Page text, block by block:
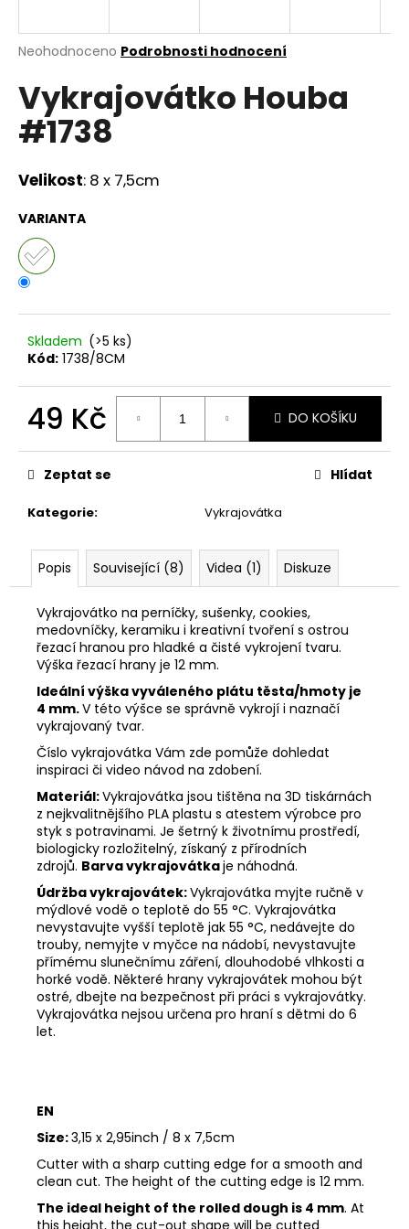
Průměrné
produktu
je
0,0
z
hvězdiček.
Neohodnoceno Podrobnosti hodnocení
Vykrajovátko Houba
#1738
Velikost: 8 x 7,5cm
VARIANTA
Skladem (>5 ks)
Kód: 1738/8CM
49 Kč
cena:
DO KOŠÍKU
Kategorie: Vykrajovátka
Zeptat se Hlídat
Popis Související (8) Videa (1) Diskuze
Vykrajovátko na perníčky, sušenky, cookies,
medovníčky, keramiku i kreativní tvoření s ostrou
řezací hranou pro hladké a čisté vykrojení tvaru.
Výška řezací hrany je 12 mm.
Ideální výška vyváleného plátu těsta/hmoty je
4 mm.V této výšce se správně vykrojí i naznačí
vykrajovaný tvar.
Číslo vykrajovátka Vám zde pomůže dohledat
inspiraci či video návod na zdobení.
Materiál:Vykrajovátka jsou tištěna na 3D tiskárnách
z nejkvalitnějšího PLA plastu s atestem výrobce pro
styk s potravinami. Je šetrný k životnímu prostředí,
biologicky rozložitelný, získaný z přírodních
zdrojů. Barva vykrajovátkaje náhodná.
Údržba vykrajovátek:Vykrajovátka myjte ručně v
mýdlové vodě o teplotě do 55 °C. Vykrajovátka
nevystavujte vyšší teplotě jak 55 °C, nedávejte do
trouby, nemyjte v myčce na nádobí, nevystavujte
přímému slunečnímu záření, dlouhodobé vlhkosti a
horké vodě. Některé hrany vykrajovátek mohou být
ostré, dbejte na bezpečnost při práci s vykrajovátky.
Vykrajovátka nejsou určena pro hraní s dětmi do 6
let.
EN
Size:3,15 x 2,95inch / 8 x 7,5cm
Cutter with a sharp cutting edge for a smooth and
clean cut. The height of the cutting edge is 12 mm.
The ideal height of the rolled dough is 4 mm. At
this height, the cut-out shape will be cutted
j
t
?
D
o
p
o
u
u
j
e
e
VYKRAJOVÁTKA
ZAJÍČCI
49
Kč